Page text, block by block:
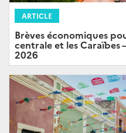
ARTICLE
Brèves économiques
centrale et les Caraïbes
2026